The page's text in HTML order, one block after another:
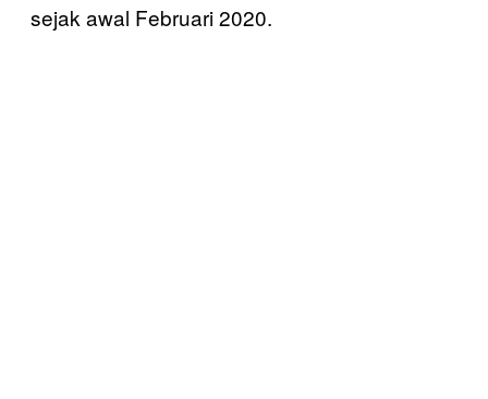
sejak awal Februari 2020.